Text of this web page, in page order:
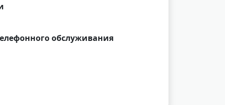
обслуживания